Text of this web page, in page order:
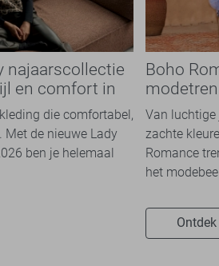
najaarscollectie
en comfort in
die comfortabel,
de nieuwe Lady
ben je helemaal
Boho
overal
Van luchtige
zachte
Romance
het